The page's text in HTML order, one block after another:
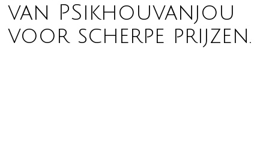
van PSikhouvanjou
voor scherpe prijzen.